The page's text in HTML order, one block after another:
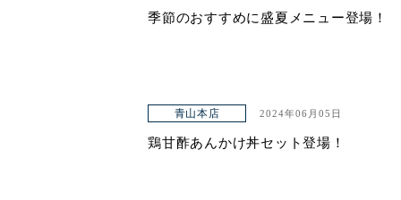
季節のおすすめに盛夏メニュー登場！
青山本店 2024年06月05日
鶏甘酢あんかけ丼セット登場！